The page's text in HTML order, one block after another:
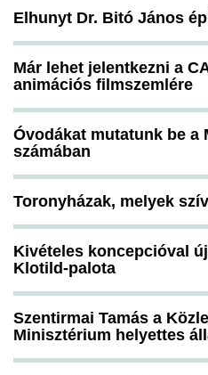
Elhunyt Dr. Bitó János
Már lehet jelentkezni a
animációs filmszemlére
Óvodákat mutatunk be a
számában
Toronyházak, melyek
Kivételes koncepcióval
Klotild-palota
Szentirmai Tamás a
Minisztérium helyettes